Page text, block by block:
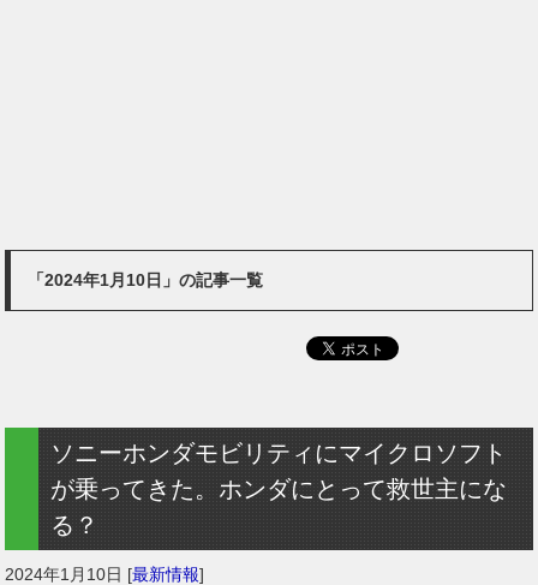
「2024年1月10日」の記事一覧
ソニーホンダモビリティにマイクロソフト
が乗ってきた。ホンダにとって救世主にな
る？
2024年1月10日 [最新情報]